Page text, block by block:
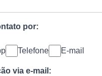
por:
Telefone E-mail
via e-mail: